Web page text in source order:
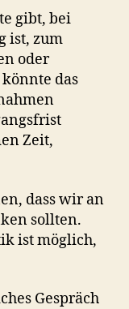
gibt, bei
ist, zum
oder
das
Zeit,
dass wir an
sollten.
ist möglich,
Gespräch